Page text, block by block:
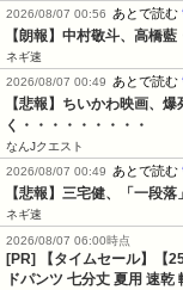
2026/08/07 00:56
あとで読む
【朗報】中村敬斗、高橋
ネギ速
2026/08/07 00:49
あとで読む
【悲報】ちいかわ映画、
く・・・・・・・・・
なんJクエスト
2026/08/07 00:49
あとで読む
【悲報】三宅健、「一段
ネギ速
2026/08/07 06:00時点
[PR] 【タイムセール】【
ドパンツ 七分丈 夏用 速